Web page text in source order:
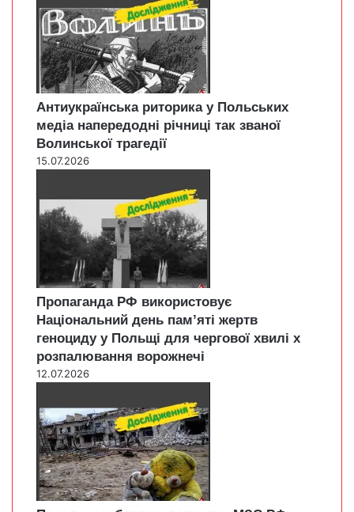
Антиукраїнська риторика у Польських
медіа напередодні річниці так званої
Волинської трагедії
15.07.2026
Пропаганда РФ використовує
Національний день пам’яті жертв
геноциду у Польщі для чергової хвилі х
розпалювання ворожнечі
12.07.2026